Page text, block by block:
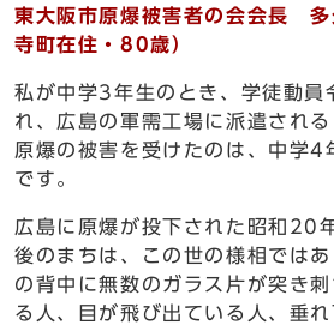
東大阪市原爆被害者の会会長 多
寺町在住・80歳）
私が中学3年生のとき、学徒動
れ、広島の軍需工場に派遣される
原爆の被害を受けたのは、中学
です。
広島に原爆が投下された昭和20
後のまちは、この世の様相では
の背中に無数のガラス片が突き
る人、目が飛び出ている人、垂